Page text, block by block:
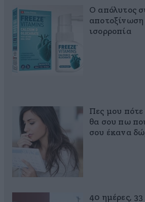
Ο απόλυτος
ισορροπία
Πες μου πότε
θα σου πω
σου έκανα
40 ημέρες,